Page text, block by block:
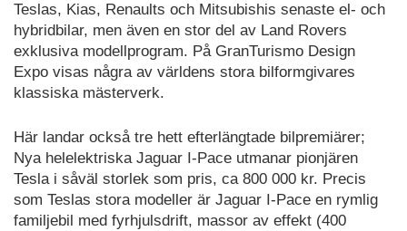
Teslas, Kias, Renaults och Mitsubishis senaste el- och
hybridbilar, men även en stor del av Land Rovers
exklusiva modellprogram. På GranTurismo Design
Expo visas några av världens stora bilformgivares
klassiska mästerverk.
Här landar också tre hett efterlängtade bilpremiärer;
Nya helelektriska Jaguar I-Pace utmanar pionjären
Tesla i såväl storlek som pris, ca 800 000 kr. Precis
som Teslas stora modeller är Jaguar I-Pace en rymlig
familjebil med fyrhjulsdrift, massor av effekt (400